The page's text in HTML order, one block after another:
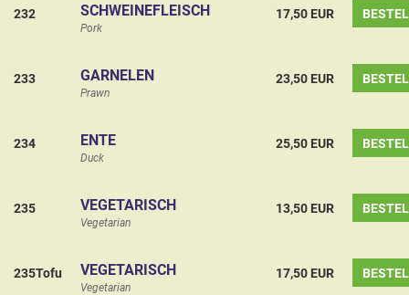
232 SCHWEINEFLEISCH
Pork
17,50 EUR
233 GARNELEN
Prawn
23,50 EUR
234 ENTE
Duck
25,50 EUR
235 VEGETARISCH
Vegetarian
13,50 EUR
235Tofu VEGETARISCH
Vegetarian
17,50 EUR